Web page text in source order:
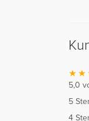
5,0
5
4